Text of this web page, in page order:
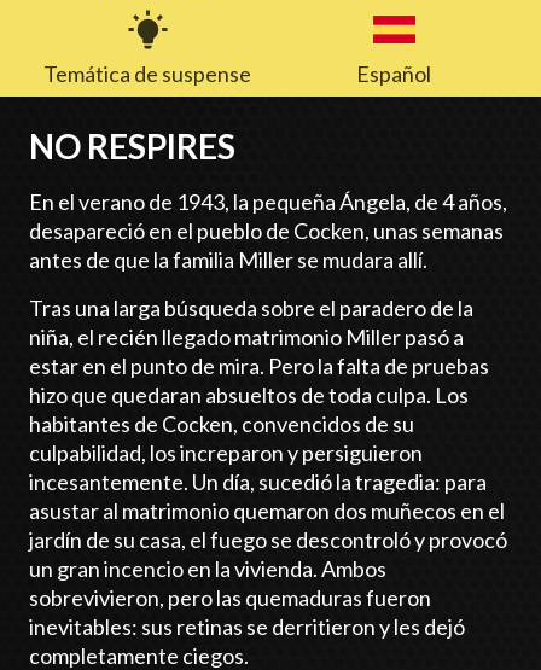
Temática de suspense Español
NO RESPIRES
En el verano de 1943, la pequeña Ángela, de 4 años,
desapareció en el pueblo de Cocken, unas semanas
antes de que la familia Miller se mudara allí.
Tras una larga búsqueda sobre el paradero de la
niña, el recién llegado matrimonio Miller pasó a
estar en el punto de mira. Pero la falta de pruebas
hizo que quedaran absueltos de toda culpa. Los
habitantes de Cocken, convencidos de su
culpabilidad, los increparon y persiguieron
incesantemente. Un día, sucedió la tragedia: para
asustar al matrimonio quemaron dos muñecos en el
jardín de su casa, el fuego se descontroló y provocó
un gran incencio en la vivienda. Ambos
sobrevivieron, pero las quemaduras fueron
inevitables: sus retinas se derritieron y les dejó
completamente ciegos.